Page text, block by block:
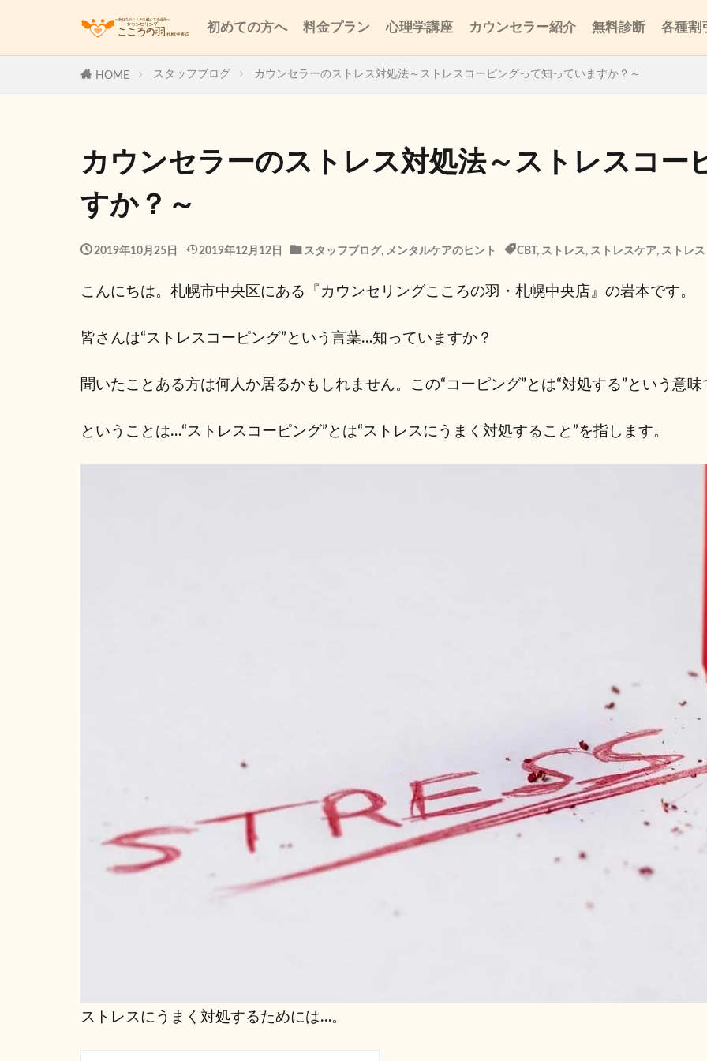
初めての方へ 料金プラン 心理学講座 カウンセラー紹介 無料診断 各種割
HOME スタッフブログ カウンセラーのストレス対処法～ストレスコーピングって知っていますか？～
カウンセラーのストレス対処法～ストレスコー
すか？～
2019年10月25日 2019年12月12日 スタッフブログ, メンタルケアのヒント CBT, ストレス, ストレスケア, ストレ
こんにちは。札幌市中央区にある『カウンセリングこころの羽・札幌中央店』の岩本です。
皆さんは“ストレスコーピング”という言葉…知っていますか？
聞いたことある方は何人か居るかもしれません。この“コーピング”とは“対処する”という意味
ということは…“ストレスコーピング”とは“ストレスにうまく対処すること”を指します。
ストレスにうまく対処するためには…。